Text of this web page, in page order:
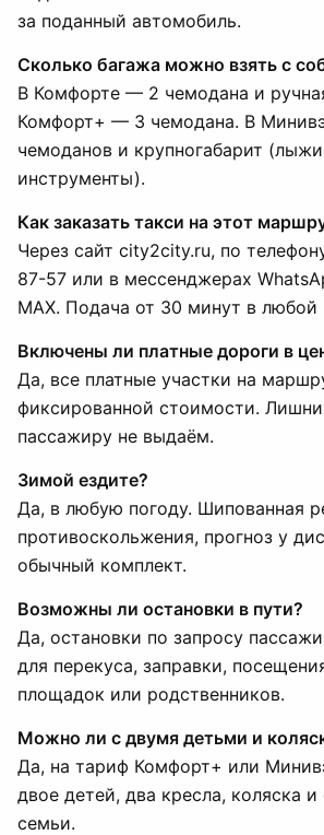
за поданный автомобиль.
Сколько багажа можно взять с
В Комфорте — 2 чемодана и
Комфорт+ — 3 чемодана. В
чемоданов и крупногабарит
инструменты).
Как заказать такси на этот
Через сайт city2city.ru, по
87-57 или в мессенджерах
MAX. Подача от 30 минут в любой
Включены ли платные дороги в
Да, все платные участки на
фиксированной стоимости.
пассажиру не выдаём.
Зимой ездите?
Да, в любую погоду. Шипованная
противоскольжения, прогноз у
обычный комплект.
Возможны ли остановки в пути?
Да, остановки по запросу
для перекуса, заправки,
площадок или родственников.
Можно ли с двумя детьми и
Да, на тариф Комфорт+ или
двое детей, два кресла, коляска
семьи.